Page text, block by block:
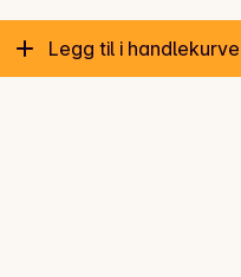
Legg til i